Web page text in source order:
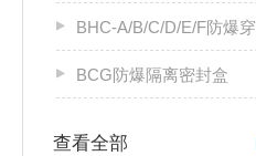
BHC-A/B/C/D/E/F防爆穿线盒
BCG防爆隔离密封盒
查看全部